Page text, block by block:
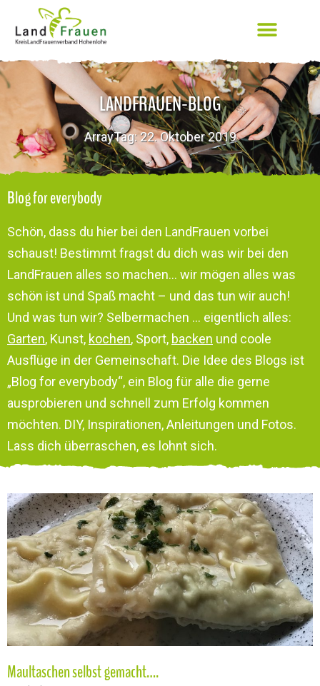
LANDFRAUEN-BLOG
ArrayTag: 22. Oktober 2019
Blog for everybody
Schön, dass du hier bei den LandFrauen vorbei
schaust! Bestimmt fragst du dich was wir bei den
LandFrauen alles so machen… wir mögen alles was
schön ist und Spaß macht – und das tun wir auch!
Und was tun wir? Selbermachen … eigentlich alles:
Garten, Kunst, kochen, Sport, backen und coole
Ausflüge in der Gemeinschaft. Die Idee des Blogs ist
„Blog for everybody“, ein Blog für alle die gerne
ausprobieren und schnell zum Erfolg kommen
möchten. DIY, Inspirationen, Anleitungen und Fotos.
Lass dich überraschen, es lohnt sich.
Maultaschen selbst gemacht….